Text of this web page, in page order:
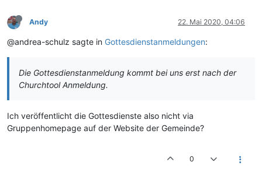
Andy 22. Mai 2020, 04:06
@andrea-schulz sagte in Gottesdienstanmeldungen:
Die Gottesdienstanmeldung kommt bei uns erst nach der
Churchtool Anmeldung.
Ich veröffentlicht die Gottesdienste also nicht via
Gruppenhomepage auf der Website der Gemeinde?
0